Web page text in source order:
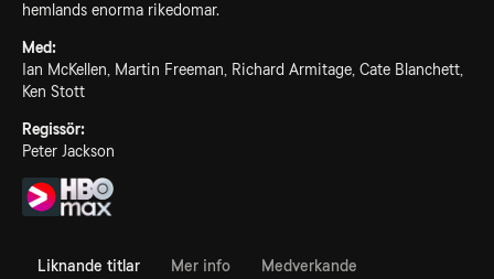
hemlands enorma rikedomar.
Med:
Ian McKellen, Martin Freeman, Richard Armitage, Cate Blanchett,
Ken Stott
Regissör:
Peter Jackson
Liknande titlar Mer info Medverkande